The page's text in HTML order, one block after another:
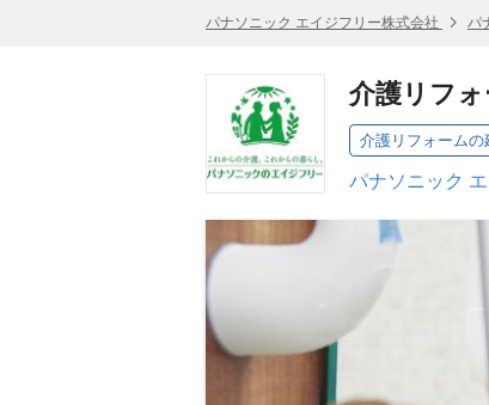
パナソニック エイジフリー株式会社 パ
介護リフ
介護リフォームの
パナソニック